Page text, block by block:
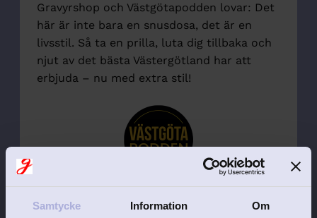
Samtycke Information Om
Gravyrshop och Västgötapodden lovar: Det
här är inte bara en snusdosa, det är en
livsstil. Så ta en prilla, luta dig tillbaka och
njut av det bästa Västergötland har att
erbjuda – nu med extra stil!